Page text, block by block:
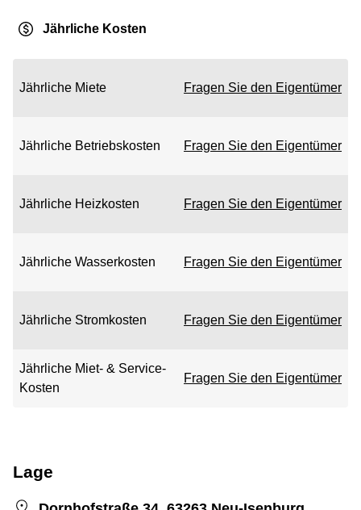
Jährliche Kosten
Jährliche Miete Fragen Sie den Eigentümer
Jährliche Betriebskosten Fragen Sie den Eigentümer
Jährliche Heizkosten Fragen Sie den Eigentümer
Jährliche Wasserkosten Fragen Sie den Eigentümer
Jährliche Stromkosten Fragen Sie den Eigentümer
Jährliche Miet- & Service-
Kosten
Fragen Sie den Eigentümer
Lage